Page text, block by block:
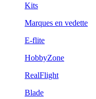
Kits
Marques en vedette
E-flite
HobbyZone
RealFlight
Blade